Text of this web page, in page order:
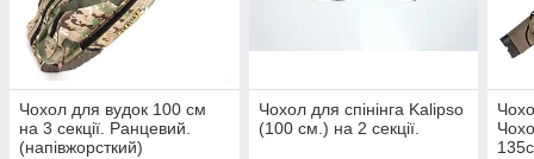
Чохол для вудок 100 см
на 3 секції. Ранцевий.
(напівжорсткий)
Чохол для спінінга Kalipso
(100 см.) на 2 секції.